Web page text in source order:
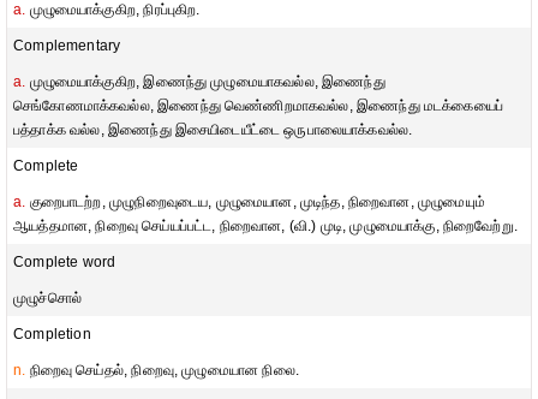
a. முழுமையாக்குகிற, நிரப்புகிற.
Complementary
a. முழுமையாக்குகிற, இணைந்து முழுமையாகவல்ல, இணைந்து
செங்கோணமாக்கவல்ல, இணைந்து வெண்ணிறமாகவல்ல, இணைந்து மடக்கையைப்
பத்தாக்க வல்ல, இணைந்து இசையிடையீட்டை ஒருபாலையாக்கவல்ல.
Complete
a. குறைபாடற்ற, முழுநிறைவுடைய, முழுமையான, முடிந்த, நிறைவான, முழுமையும்
ஆயத்தமான, நிறைவு செய்யப்பட்ட, நிறைவான, (வி.) முடி, முழுமையாக்கு, நிறைவேற்று.
Complete word
முழுச்சொல்
Completion
n. நிறைவு செய்தல், நிறைவு, முழுமையான நிலை.